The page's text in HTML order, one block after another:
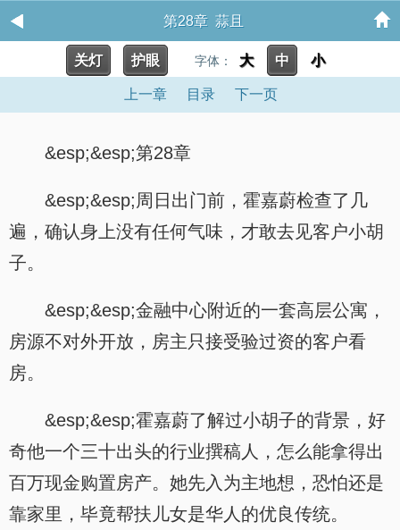
第28章 蒜且
关灯 护眼 字体： 大 中 小
上一章 目录 下一页
&esp;&esp;第28章
&esp;&esp;周日出门前，霍嘉蔚检查了几
遍，确认身上没有任何气味，才敢去见客户小胡
子。
&esp;&esp;金融中心附近的一套高层公寓，
房源不对外开放，房主只接受验过资的客户看
房。
&esp;&esp;霍嘉蔚了解过小胡子的背景，好
奇他一个三十出头的行业撰稿人，怎么能拿得出
百万现金购置房产。她先入为主地想，恐怕还是
靠家里，毕竟帮扶儿女是华人的优良传统。